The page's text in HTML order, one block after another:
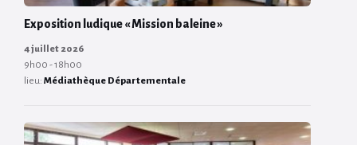
Exposition ludique « Mission baleine »
4 juillet 2026
9h00 - 18h00
lieu: Médiathèque Départementale